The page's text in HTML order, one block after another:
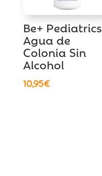
Be+ Pediatrics
Agua de
Colonia Sin
Alcohol
10,95€